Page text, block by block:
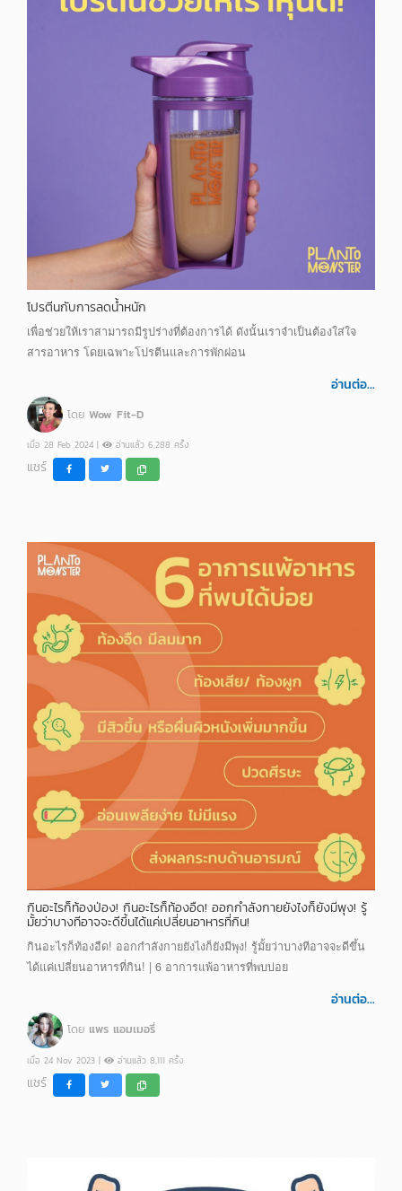
โปรตีนกับการลดน้ำหนัก
เพื่อช่วยให้เราสามารถมีรูปร่างที่ต้องการได้ ดังนั้นเราจำเป็นต้องใส่ใจ
สารอาหาร โดยเฉพาะโปรตีนและการพักผ่อน
อ่านต่อ...
โดย Wow Fit-D
เมื่อ 28 Feb 2024 | อ่านแล้ว 6,288 ครั้ง
แชร์
กินอะไรก็ท้องป่อง! กินอะไรก็ท้องอืด! ออกกำลังกายยังไงก็ยังมีพุง! รู้
มั้ยว่าบางทีอาจจะดีขึ้นได้แค่เปลี่ยนอาหารที่กิน!
กินอะไรก็ท้องอืด! ออกกำลังกายยังไงก็ยังมีพุง! รู้มั้ยว่าบางทีอาจจะดีขึ้น
ได้แค่เปลี่ยนอาหารที่กิน! | 6 อาการแพ้อาหารที่พบบ่อย
อ่านต่อ...
โดย แพร แอมเมอรี่
เมื่อ 24 Nov 2023 | อ่านแล้ว 8,111 ครั้ง
แชร์